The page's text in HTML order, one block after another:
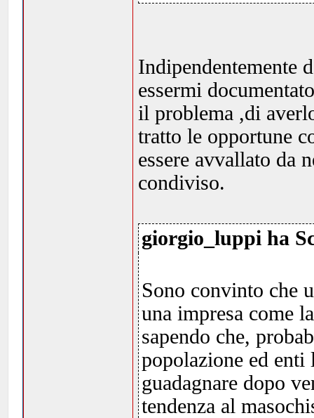
Indipendentemente
essermi
il problema ,di
tratto le opportune
essere avvallato da
condiviso.
giorgio_luppi ha
Sono convinto che
una impresa come
sapendo che,
popolazione ed
guadagnare dopo
tendenza al